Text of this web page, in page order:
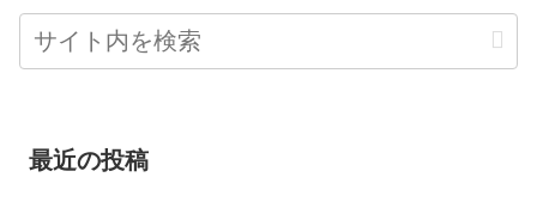
最近の投稿